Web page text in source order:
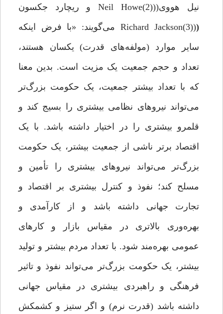
نیل هووی((Neil Howe(2) و ریچارد جکسون
(
(Richard Jackson(3) می‌گویند: «با فرض اینکه
سایر موارد (مولفه‌های قدرت) یکسان هستند،
تعداد و حجم جمعیت یک مزیت است. بدین معنا
که با تعداد بیشتر جمعیت، یک حکومت بزرگ‌تر
می‌تواند نیروهای نظامی بیشتری را بسیج کند و
قلمرو بیشتری را در اختیار داشته باشد. با یک
اقتصاد برتر ناشی از جمعیت بیشتر، یک حکومت
بزرگ‌تر می‌تواند نیروهای بیشتری را تأمین و
مسلح کند؛ نفوذ و کنترل بیشتری بر اقتصاد و
تجارت جهانی داشته باشد و از کارآمدی و
بهره‌وری بالاتری در مقیاس بازار و کارهای
عمومی بهره‌مند شود. با تعداد مردم بیشتر و تولید
بیشتر، یک حکومت بزرگ‌تر می‌تواند نفوذ و تاثیر
فرهنگی و راهبردی بیشتری در مقیاس جهانی
داشته باشد (قدرت نرم) و اگر ستیز و کشمکش